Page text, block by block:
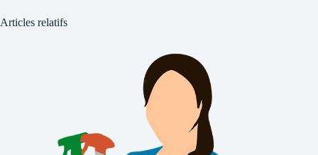
Articles relatifs